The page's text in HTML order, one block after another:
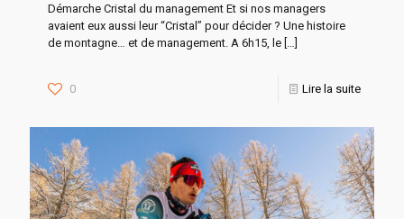
Démarche Cristal du management Et si nos managers
avaient eux aussi leur “Cristal” pour décider ? Une histoire
de montagne… et de management. A 6h15, le […]
0 Lire la suite